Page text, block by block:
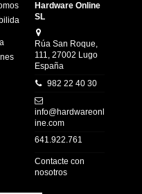
Hardware Online
SL
Rúa San Roque,
111, 27002 Lugo
España
982 22 40 30
info@hardwareonl
ine.com
641.922.761
Contacte con
nosotros